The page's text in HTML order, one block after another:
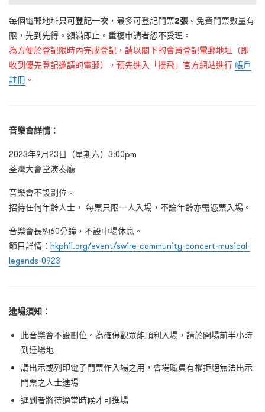
每個電郵地址只可登記一次 ，最多可登記門票2張 。免費門票數量有
限，先到先得。額滿即止。重複申請者恕不受理。
為方便於登記限時內完成登記，請以閣下的會員登記電郵地址（即
收到優先登記邀請的電郵），預先進入「撲飛」官方網站進行 帳戶
註冊 。
音樂會詳情：
2023年9月23日（星期六）3:00pm
荃灣大會堂演奏廳
音樂會不設劃位。
招待任何年齡人士， 每票只限一人入場，不論年齡亦需憑票入場。
音樂會長約60分鐘，不設中場休息。
節目詳情： hkphil.org/event/swire-community-concert-musical-
legends-0923
進場須知：
此音樂會不設劃位。為確保觀眾能順利入場，請於開場前半小時
到達場地
請出示或列印電子門票作入場之用，會場職員有權拒絕無法出示
門票之人士進場
遲到者將待適當時候才可進場